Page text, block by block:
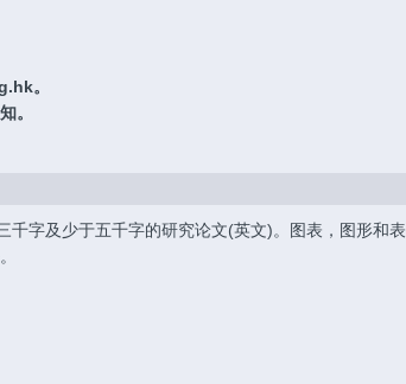
。
。
千字及少于五千字的研究论文(英文)。图表，图形和表